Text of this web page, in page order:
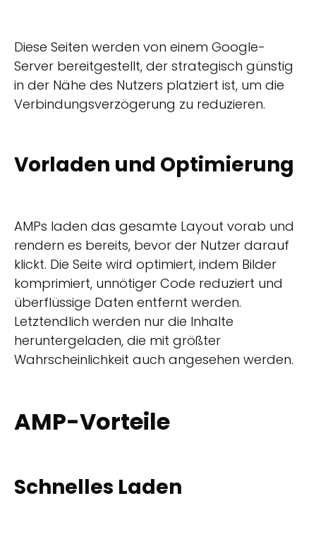
Diese Seiten werden von einem Google-
Server bereitgestellt, der strategisch günstig
in der Nähe des Nutzers platziert ist, um die
Verbindungsverzögerung zu reduzieren.
Vorladen und Optimierung
AMPs laden das gesamte Layout vorab und
rendern es bereits, bevor der Nutzer darauf
klickt. Die Seite wird optimiert, indem Bilder
komprimiert, unnötiger Code reduziert und
überflüssige Daten entfernt werden.
Letztendlich werden nur die Inhalte
heruntergeladen, die mit größter
Wahrscheinlichkeit auch angesehen werden.
AMP-Vorteile
Schnelles Laden